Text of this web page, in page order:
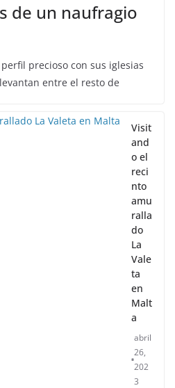
de un naufragio
precioso con sus iglesias
entre el resto de
Visit
and
o el
reci
nto
amu
ralla
do
La
Vale
ta
en
Malt
a
abril
26,
202
3